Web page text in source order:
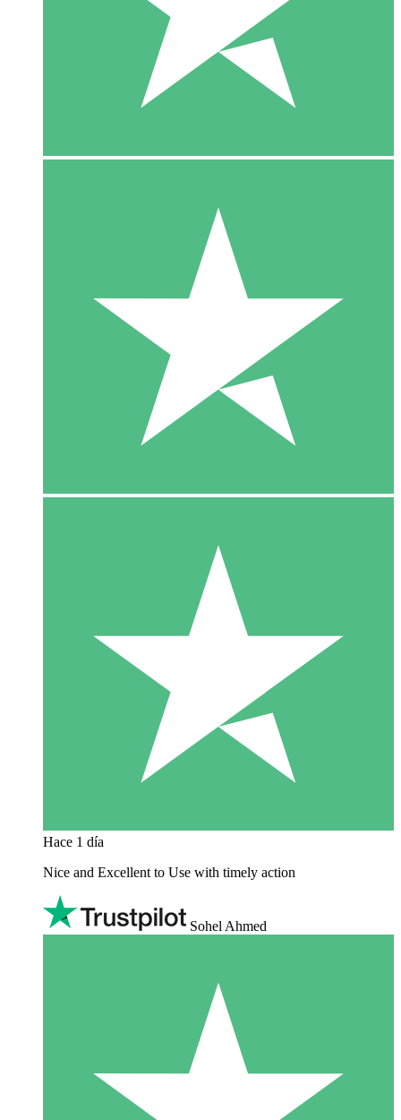
Hace 1 día
Nice and Excellent to Use with timely action
Sohel Ahmed